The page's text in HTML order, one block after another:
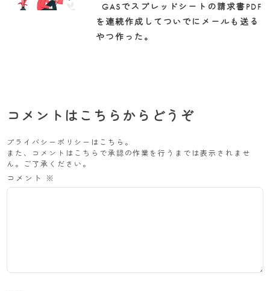
GASでスプレッドシートの請求書PDF
を連続作成してついでにメールも送る
やつ作った。
コメントはこちらからどうぞ
プライバシーポリシーは こちら 。
また、コメントはこちらで承認の作業を行うまでは表示されませ
ん。ご了承ください。
コメント ※